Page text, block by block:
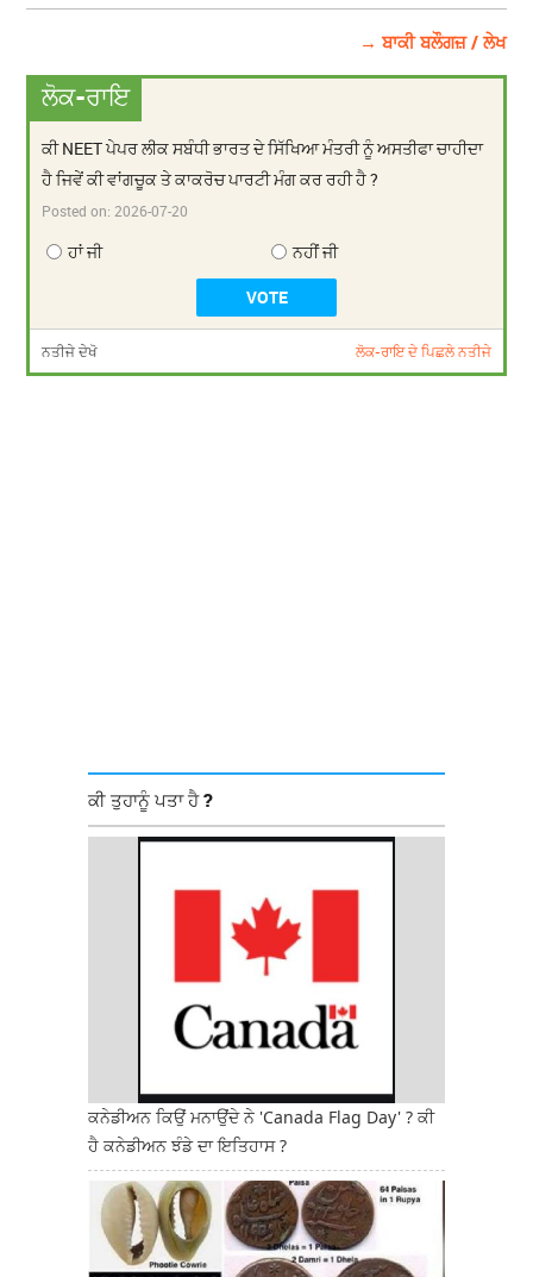
→ ਬਾਕੀ ਬਲੌਗਜ਼ / ਲੇਖ
ਲੋਕ-ਰਾਇ
ਕੀ NEET ਪੇਪਰ ਲੀਕ ਸਬੰਧੀ ਭਾਰਤ ਦੇ ਸਿੱਖਿਆ ਮੰਤਰੀ ਨੂੰ ਅਸਤੀਫਾ ਚਾਹੀਦਾ
ਹੈ ਜਿਵੇਂ ਕੀ ਵਾਂਗਚੂਕ ਤੇ ਕਾਕਰੋਚ ਪਾਰਟੀ ਮੰਗ ਕਰ ਰਹੀ ਹੈ ?
Posted on:2026-07-20
ਹਾਂ ਜੀ ਨਹੀਂ ਜੀ
ਨਤੀਜੇ ਦੇਖੋ ਲੋਕ-ਰਾਇ ਦੇ ਪਿਛਲੇ ਨਤੀਜੇ
ਕੀ ਤੁਹਾਨੂੰ ਪਤਾ ਹੈ ?
ਕਨੇਡੀਅਨ ਕਿਉਂ ਮਨਾਉਂਦੇ ਨੇ 'Canada Flag Day' ? ਕੀ
ਹੈ ਕਨੇਡੀਅਨ ਝੰਡੇ ਦਾ ਇਤਿਹਾਸ ?